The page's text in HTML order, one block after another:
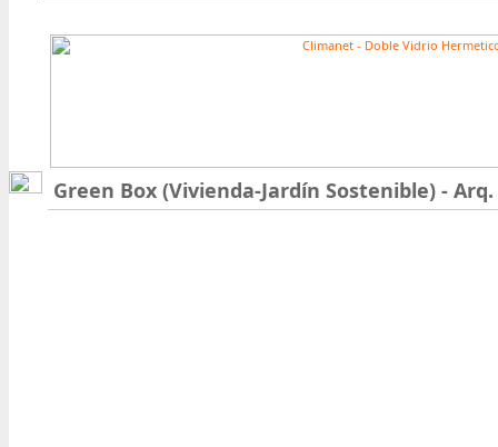
Green Box (Vivienda-Jardín Sostenible) -